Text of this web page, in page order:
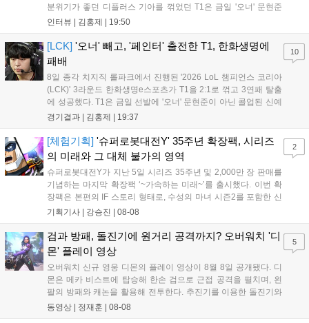
분위기가 좋던 디플러스 기아를 꺾었던 T1은 금일 '오너' 문현준
을 빼고 신예 '페인터' 김은후를 투입시키는 강수를 뒀으나 결국
즈' 김수환의 인터뷰 내...
인터뷰 | 김홍제 19:50
[LCK] '오너' 빼고, '페인터' 출전한 T1, 한화생명에
패배
8일 종각 치지직 롤파크에서 진행된 '2026 LoL 챔피언스 코리아
(LCK)' 3라운드 한화생명e스포츠가 T1을 2:1로 꺾고 3연패 탈출
에 성공했다. T1은 금일 선발에 '오너' 문현준이 아닌 콜업된 신예
'페인터' 김은후를 투입했지만, 결국 1:2로 패배하고 말았다. T1은
을 빼냈다....
경기결과 | 김홍제 19:37
10
[체험기획] '슈퍼로봇대전Y' 35주년 확장팩, 시리즈
의 미래와 그 대체 불가의 영역
슈퍼로봇대전Y가 지난 5일 시리즈 35주년 및 2,000만 장 판매를
기념하는 마지막 확장팩 ‘~가속하는 미래~’를 출시했다. 이번 확
장팩은 본편의 IF 스토리 형태로, 수성의 마녀 시즌2를 포함한 신
규 참전작과 크로스오버 합체기를 선보이며 작품을 완결 짓는다.
하는 몰입감 있는 서사와 조합을 구현하며 시리즈의 미래를 향한
새로운 가능성을 제시했다....
기획기사 | 강승진 08-08
2
검과 방패, 돌진기에 원거리 공격까지? 오버워치 '디
몬' 플레이 영상
오버워치 신규 영웅 디몬의 플레이 영상이 8월 8일 공개됐다. 디
몬은 메카 비스트에 탑승해 한손 검으로 근접 공격을 펼치며, 왼
팔의 방패와 캐논을 활용해 전투한다. 추진기를 이용한 돌진기와
참격 형태의 궁극기를 보유했고, 메카 파괴 시 맨몸으로 기관총을
동영상 | 정재훈 08-08
5